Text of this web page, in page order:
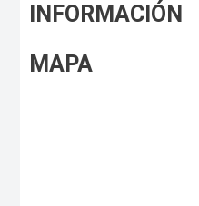
INFORMACIÓN
MAPA